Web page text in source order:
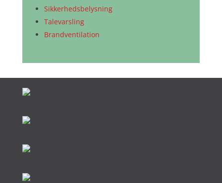
Sikkerhedsbelysning
Talevarsling
Brandventilation